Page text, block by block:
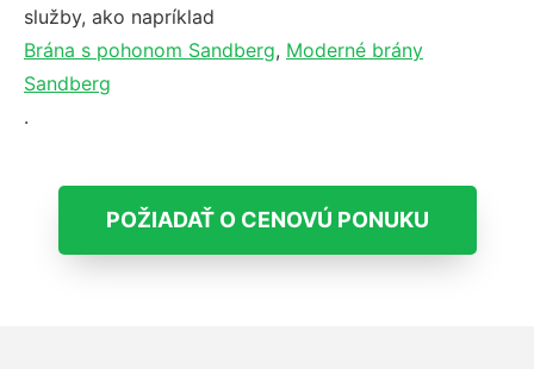
služby, ako napríklad
Brána s pohonom Sandberg, Moderné brány
Sandberg
.
POŽIADAŤ O CENOVÚ PONUKU